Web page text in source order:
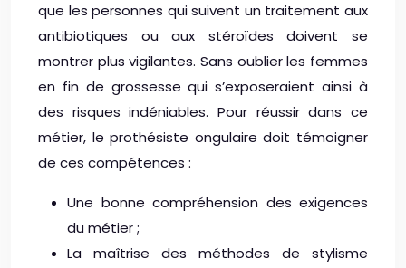
que les personnes qui suivent un traitement aux
antibiotiques ou aux stéroïdes doivent se
montrer plus vigilantes. Sans oublier les femmes
en fin de grossesse qui s’exposeraient ainsi à
des risques indéniables. Pour réussir dans ce
métier, le prothésiste ongulaire doit témoigner
de ces compétences :
Une bonne compréhension des exigences
du métier ;
La maîtrise des méthodes de stylisme